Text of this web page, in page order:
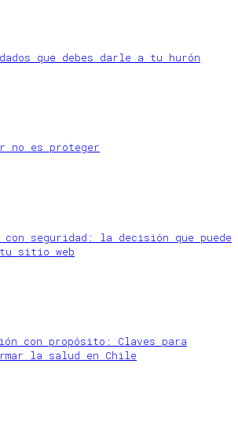
que debes darle a tu hurón
no es proteger
con seguridad: la decisión que puede
sitio web
con propósito: Claves para
la salud en Chile